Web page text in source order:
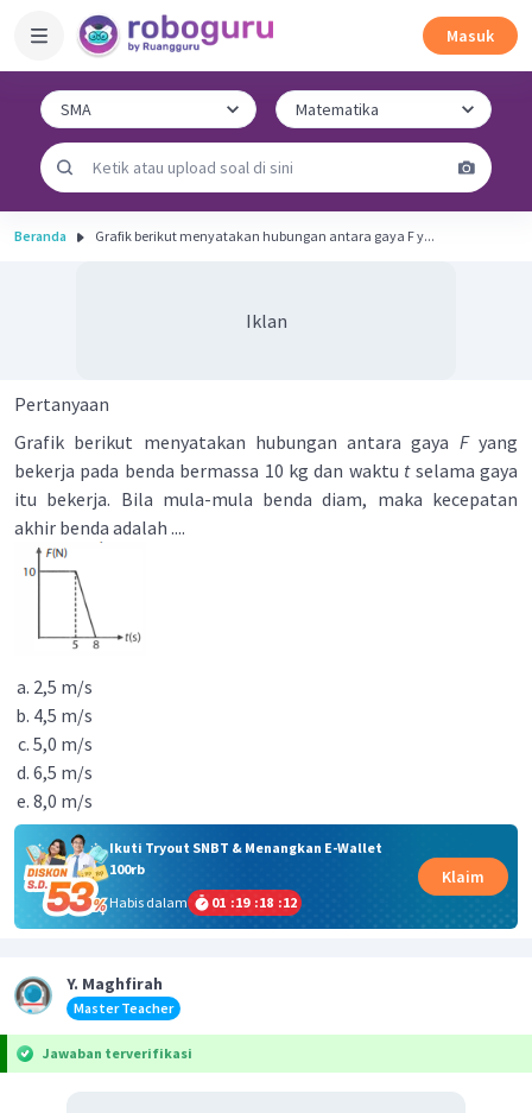
Masuk
Beranda Grafik berikut menyatakan hubungan antara gaya F y...
Iklan
Pertanyaan
Grafik berikut menyatakan hubungan antara gaya Fyang
bekerja pada benda bermassa 10 kg dan waktu tselama gaya
itu bekerja. Bila mula-mula benda diam, maka kecepatan
akhir benda adalah ....
2,5 m/s
4,5 m/s
5,0 m/s
6,5 m/s
8,0 m/s
Ikuti Tryout SNBT & Menangkan E-Wallet
100rb
Habis dalam
01 :19 :18 :12
Klaim
Y. Maghfirah
Master Teacher
Jawaban terverifikasi